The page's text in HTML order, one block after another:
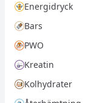
Energidryck
Bars
PWO
Kreatin
Kolhydrater